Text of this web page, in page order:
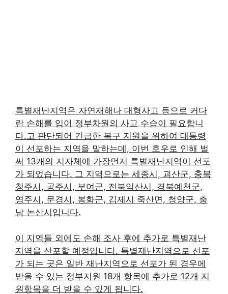
특별재난지역은 자연재해나 대형사고 등으로 커다
란 손해를 입어 정부차원의 사고 수습이 필요합니
다.고 판단되어 긴급한 복구 지원을 위하여 대통령
이 선포하는 지역을 말하는데, 이번 호우로 인해 벌
써 13개의 지자체에 가장먼저 특별재난지역이 선포
가 되었습니다. 그 지역으로는 세종시, 괴산군, 충북
청주시, 공주시, 부여군, 전북익산시, 경북예천군,
영주시, 문경시, 봉화군, 김제시 죽산면, 청양군, 충
남 논산시입니다.
이 지역들 외에도 손해 조사 후에 추가로 특별재난
지역을 선포할 예정입니다. 특별재난지역으로 선포
가 되는 곳은 일반 재난지역으로 선포가 된 경우에
받을 수 있는 정부지원 18개 항목에 추가로 12개 지
원항목을 더 받을 수 있게 됩니다.